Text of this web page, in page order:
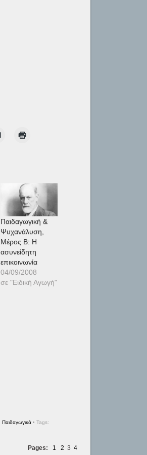
Παιδαγωγική &
Ψυχανάλυση,
Μέρος Β: Η
ασυνείδητη
επικοινωνία
04/09/2008
σε "Ειδική Αγωγή"
,Παιδαγωγικά • Tags:
Pages: 1 2 3 4